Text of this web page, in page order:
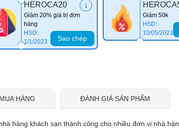
HEROCA20
Giảm 20% giá trị đơn
hàng
HSD:
1/1/2023
Sao chép
Giảm 50k
HSD:
10/05/2023
HÀNG ĐÁNH GIÁ SẢN PHẨM
hàng khách sạn thành công cho nhiều đơn vị nhà